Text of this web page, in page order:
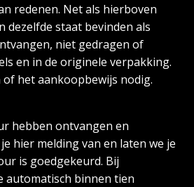
redenen. Net als hierboven
dezelfde staat bevinden als
niet gedragen of
en in de originele verpakking.
of het aankoopbewijs nodig.
hebben ontvangen en
hier melding van en laten we je
is goedgekeurd. Bij
automatisch binnen tien